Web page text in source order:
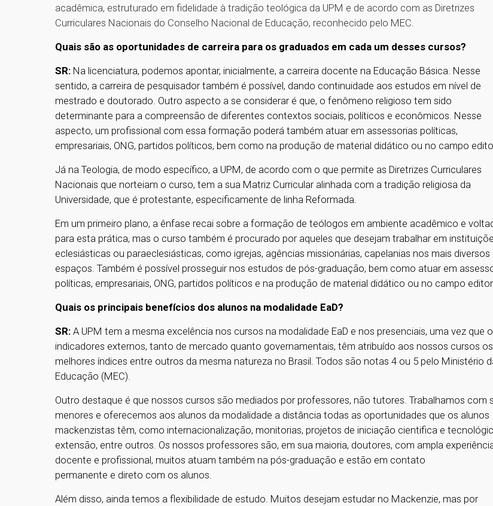
acadêmica, estruturado em fidelidade à tradição teológica da UPM e de acordo com as Diretrizes
Curriculares Nacionais do Conselho Nacional de Educação, reconhecido pelo MEC.
Quais são as oportunidades de carreira para os graduados em cada um desses cursos?
SR: Na licenciatura, podemos apontar, inicialmente, a carreira docente na Educação Básica. Nesse
sentido, a carreira de pesquisador também é possível, dando continuidade aos estudos em nível de
mestrado e doutorado. Outro aspecto a se considerar é que, o fenômeno religioso tem sido
determinante para a compreensão de diferentes contextos sociais, políticos e econômicos. Nesse
aspecto, um profissional com essa formação poderá também atuar em assessorias políticas,
empresariais, ONG, partidos políticos, bem como na produção de material didático ou no campo
Já na Teologia, de modo específico, a UPM, de acordo com o que permite as Diretrizes Curriculares
Nacionais que norteiam o curso, tem a sua Matriz Curricular alinhada com a tradição religiosa da
Universidade, que é protestante, especificamente de linha Reformada.
Em um primeiro plano, a ênfase recai sobre a formação de teólogos em ambiente acadêmico e
para esta prática, mas o curso também é procurado por aqueles que desejam trabalhar em
eclesiásticas ou paraeclesiásticas, como igrejas, agências missionárias, capelanias nos mais diversos
espaços. Também é possível prosseguir nos estudos de pós-graduação, bem como atuar em
políticas, empresariais, ONG, partidos políticos e na produção de material didático ou no campo
Quais os principais benefícios dos alunos na modalidade EaD?
SR: A UPM tem a mesma excelência nos cursos na modalidade EaD e nos presenciais, uma vez que
indicadores externos, tanto de mercado quanto governamentais, têm atribuído aos nossos cursos os
melhores índices entre outros da mesma natureza no Brasil. Todos são notas 4 ou 5 pelo Ministério
Educação (MEC).
Outro destaque é que nossos cursos são mediados por professores, não tutores. Trabalhamos com
menores e oferecemos aos alunos da modalidade a distância todas as oportunidades que os alunos
mackenzistas têm, como internacionalização, monitorias, projetos de iniciação cientifica e
extensão, entre outros. Os nossos professores são, em sua maioria, doutores, com ampla
docente e profissional, muitos atuam também na pós-graduação e estão em contato
permanente e direto com os alunos.
Além disso, ainda temos a flexibilidade de estudo. Muitos desejam estudar no Mackenzie, mas por